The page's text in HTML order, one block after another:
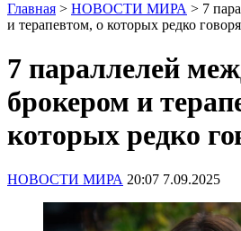
Главная > НОВОСТИ МИРА > 7
и терапевтом, о которых редко
7 параллелей
брокером и
которых редко
НОВОСТИ МИРА 20:07 7.09.2025